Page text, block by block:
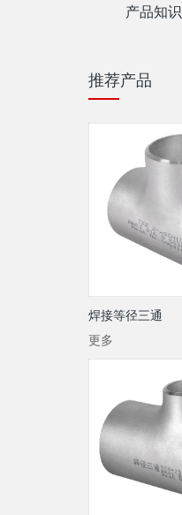
产品知识
推荐产品
焊接等径三通
更多